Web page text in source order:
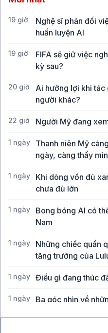
19 giờ
Nghệ sĩ phản đối
huấn luyện AI
19 giờ
FIFA sẽ giữ việc
kỳ sau?
20 giờ
Ai hưởng lợi khi
người khác?
22 giờ Người Mỹ đang
1 ngày
Thanh niên Mỹ
ngày, càng thấy
1 ngày
Khi dòng vốn đủ
chưa đủ lớn
1 ngày
Bong bóng AI có
Nam
1 ngày
Những chiếc quần
tăng trưởng của
1 ngày Điều gì đang thúc
1 ngày
Ba góc nhìn về